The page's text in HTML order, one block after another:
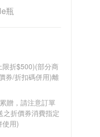
瓶
折$500)(部分商
券/折扣碼併用)離
贈，請注意訂單
之折價券消費指定
使用)